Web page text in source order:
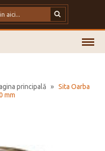
principală » Sita Oarba
mm